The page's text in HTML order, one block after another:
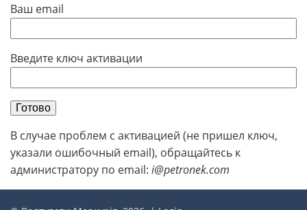
Ваш email
Введите ключ активации
Готово
В случае проблем с активацией (не пришел ключ,
указали ошибочный email), обращайтесь к
администратору по email: i@petronek.com